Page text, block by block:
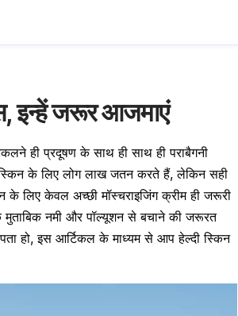
इन्हें जरूर आजमाएं
ही प्रदूषण के साथ ही साथ ही पराबैगनी
के लिए लोग लाख जतन करते हैं, लेकिन सही
के लिए केवल अच्छी मॉस्चराइजिंग क्रीम ही जरूरी
मुताबिक नमी और पॉल्यूशन से बचाने की जरूरत
हो, इस आर्टिकल के माध्यम से आप हेल्दी स्किन